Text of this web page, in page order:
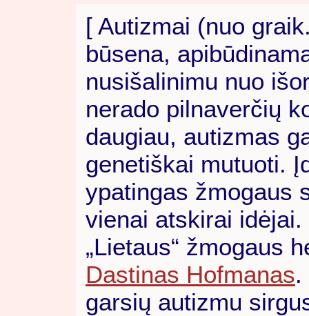
[ Autizmai (nuo
būsena,
nusišalinimu nuo
nerado pilnaverčių
daugiau, autizmas
genetiškai mutuoti.
ypatingas žmogaus
vienai atskirai
„Lietaus“ žmogaus
Dastinas Hofmanas.
garsių autizmu